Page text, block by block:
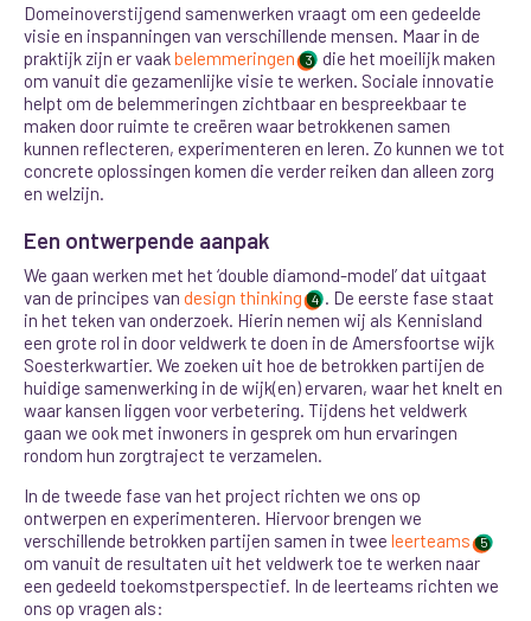
Domeinoverstijgend samenwerken vraagt om een gedeelde
visie en inspanningen van verschillende mensen. Maar in de
praktijk zijn er vaakbelemmeringen 3
die het moeilijk maken
om vanuit die gezamenlijke visie te werken. Sociale innovatie
helpt om de belemmeringen zichtbaar en bespreekbaar te
maken door ruimte te creëren waar betrokkenen samen
kunnen reflecteren, experimenteren en leren. Zo kunnen we tot
concrete oplossingen komen die verder reiken dan alleen zorg
en welzijn.
Een ontwerpende aanpak
We gaan werken met het ‘double diamond-model’ dat uitgaat
van de principes vandesign thinking 4 . De eerste fase staat
in het teken van onderzoek. Hierin nemen wij als Kennisland
een grote rol in door veldwerk te doen in de Amersfoortse wijk
Soesterkwartier. We zoeken uit hoe de betrokken partijen de
huidige samenwerking in de wijk(en) ervaren, waar het knelt en
waar kansen liggen voor verbetering. Tijdens het veldwerk
gaan we ook met inwoners in gesprek om hun ervaringen
rondom hun zorgtraject te verzamelen.
In de tweede fase van het project richten we ons op
ontwerpen en experimenteren. Hiervoor brengen we
verschillende betrokken partijen samen in tweeleerteams 5
om vanuit de resultaten uit het veldwerk toe te werken naar
een gedeeld toekomstperspectief. In de leerteams richten we
ons op vragen als: